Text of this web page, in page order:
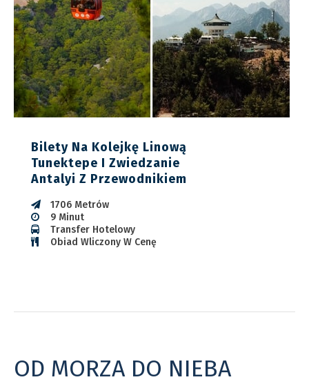
Bilety Na Kolejkę Linową
Tunektepe I Zwiedzanie
Antalyi Z Przewodnikiem
1706 Metrów
9 Minut
Transfer Hotelowy
Obiad Wliczony W Cenę
OD MORZA DO NIEBA